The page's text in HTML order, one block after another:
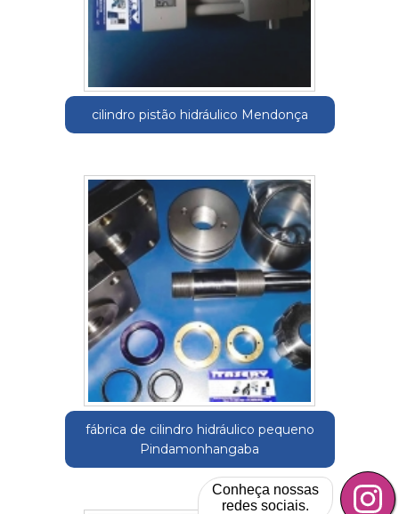
cilindro pistão hidráulico Mendonça
fábrica de cilindro hidráulico pequeno
Pindamonhangaba
Conheça nossas
redes sociais.